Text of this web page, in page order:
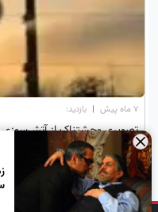
۷ ماه پیش | بازدید:
تصویری وحشتناک از آتش‌سوزی
آسمان را پوشاند!×